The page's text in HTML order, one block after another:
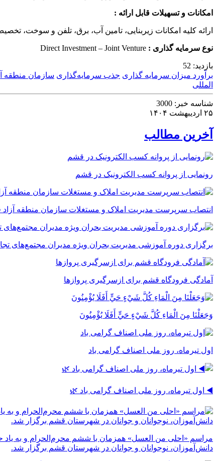
امکانات و تسهیلات قابل ارائه :
ارائه کلیه امکانات زیربنایی، تامین آب، برق، تلفن و سوخت،
نوع سرمایه گذاری :
Direct Investment – Joint Venture
بازدید: 52
برآورد میزان سرمایه گذاری جذب سرمایه‌گذاری سازمان منطقه
المللی
شناسه خبر:
۲۵ اردیبهشت ۱۴۰۴
آخرین مطالب
رونمایی از پروانه کسب الکترونیک در قشم
انتصاب سرپرست مدیریت املاک و مستغلات سازمان منطقه
برگزاری دوره آموزشی مدیریت بحران ویژه مدیران مجتمع‌های
آمادگی فرودگاه قشم برای ازسرگیری پروازها
وَجَعَلْنَا مِنَ الْمَاءِ كُلَّ شَيْءٍ حَيٍّ أَفَلَا يُؤْمِنُونَ
اول تیرماه، روز ملی اصناف گرامی باد
◀️ اول تیرماه، روز ملی اصناف گرامی باد 🌿
مراسم «احلی من العسل» همزمان با ششم محرم‌الحرام و به
دانش‌آموزان، نوجوانان و جوانان در شهرستان قشم برگزار شد.